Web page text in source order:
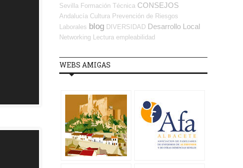
Sevilla Formación Técnica CONSEJOS
Andalucía Cultura Prevención de Riesgos
Laborales blog DIVERSIDAD Desarrollo Local
Networking Lectura empleabilidad
WEBS AMIGAS